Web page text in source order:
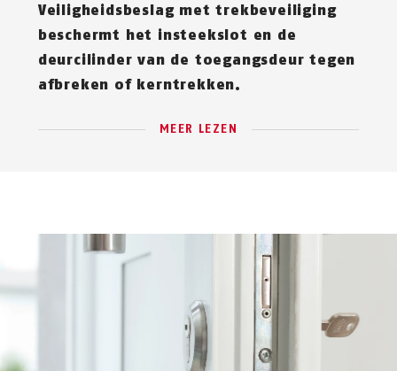
Veiligheidsbeslag met trekbeveiliging
beschermt het insteekslot en de
deurcilinder van de toegangsdeur tegen
afbreken of kerntrekken.
MEER LEZEN